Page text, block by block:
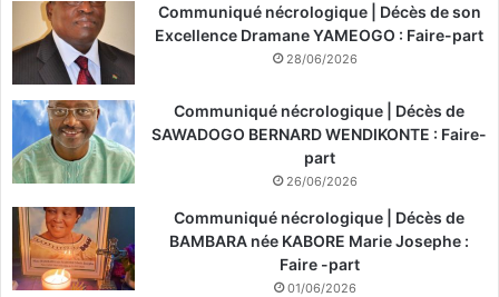
Communiqué nécrologique | Décès de son
Excellence Dramane YAMEOGO : Faire-part
28/06/2026
Communiqué nécrologique | Décès de
SAWADOGO BERNARD WENDIKONTE : Faire-
part
26/06/2026
Communiqué nécrologique | Décès de
BAMBARA née KABORE Marie Josephe :
Faire -part
01/06/2026